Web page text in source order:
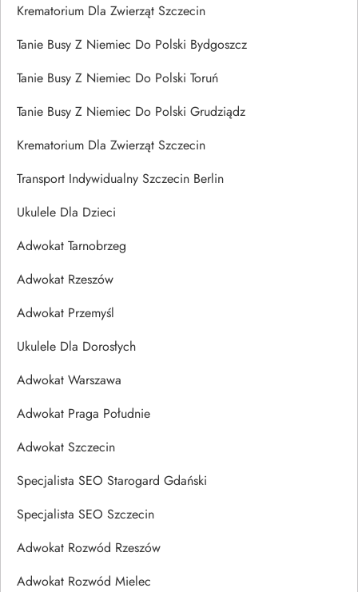
Krematorium Dla Zwierząt Szczecin
Tanie Busy Z Niemiec Do Polski Bydgoszcz
Tanie Busy Z Niemiec Do Polski Toruń
Tanie Busy Z Niemiec Do Polski Grudziądz
Krematorium Dla Zwierząt Szczecin
Transport Indywidualny Szczecin Berlin
Ukulele Dla Dzieci
Adwokat Tarnobrzeg
Adwokat Rzeszów
Adwokat Przemyśl
Ukulele Dla Dorosłych
Adwokat Warszawa
Adwokat Praga Południe
Adwokat Szczecin
Specjalista SEO Starogard Gdański
Specjalista SEO Szczecin
Adwokat Rozwód Rzeszów
Adwokat Rozwód Mielec